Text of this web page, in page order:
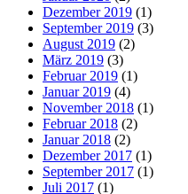
Dezember 2019 (1)
September 2019 (3)
August 2019 (2)
März 2019 (3)
Februar 2019 (1)
Januar 2019 (4)
November 2018 (1)
Februar 2018 (2)
Januar 2018 (2)
Dezember 2017 (1)
September 2017 (1)
Juli 2017 (1)